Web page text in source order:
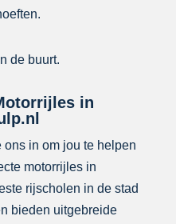
de buurt.
in
in om jou te helpen
motorrijles in
rijscholen in de stad
bieden uitgebreide